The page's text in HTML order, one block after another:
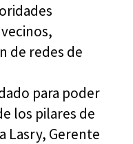
de redes de
para poder
los pilares de
Lasry, Gerente